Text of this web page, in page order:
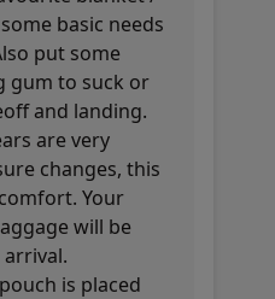
basic needs
put some
gum to suck or
and landing.
are very
changes, this
Your
will be
is placed